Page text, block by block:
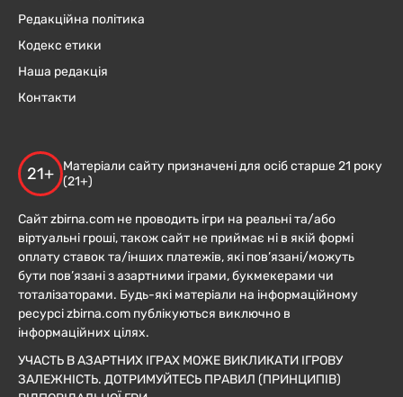
Редакційна політика
Кодекс етики
Наша редакція
Контакти
21+
Матеріали сайту призначені для осіб старше 21 року
(21+)
Сайт zbirna.com не проводить ігри на реальні та/або
віртуальні гроші, також сайт не приймає ні в якій формі
оплату ставок та/інших платежів, які пов’язані/можуть
бути пов’язані з азартними іграми, букмекерами чи
тоталізаторами. Будь-які матеріали на інформаційному
ресурсі zbirna.com публікуються виключно в
інформаційних цілях.
УЧАСТЬ В АЗАРТНИХ ІГРАХ МОЖЕ ВИКЛИКАТИ ІГРОВУ
ЗАЛЕЖНІСТЬ. ДОТРИМУЙТЕСЬ ПРАВИЛ (ПРИНЦИПІВ)